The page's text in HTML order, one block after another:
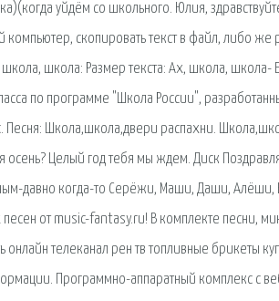
уйдём со школьного. Юлия,
компьютер, скопировать текст в файл, либо же
школа: Размер текста: Ах, школа, школа-
по программе "Школа России",
Песня: Школа,школа,двери распахни.
осень? Целый год тебя мы ждем. Диск
давно когда-то Серёжи, Маши, Даши,
от music-fantasy.ru! В комплекте песни,
онлайн телеканал рен тв топливные брикеты
Программно-аппаратный комплекс с